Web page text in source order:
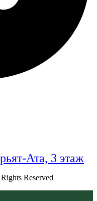
Ата, 3 этаж
Reserved